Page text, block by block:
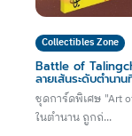
Collectibles Zone
Battle of
ลายเส้นระดับตำนา
ชุดการ์ดพิเศษ "Art
ในตำนาน ถูกถ่...